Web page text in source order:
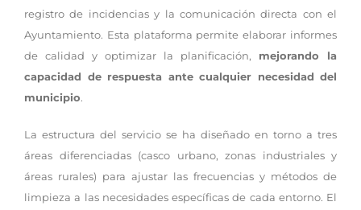
registro de incidencias y la comunicación directa con el
Ayuntamiento. Esta plataforma permite elaborar informes
de calidad y optimizar la planificación, mejorando la
capacidad de respuesta ante cualquier necesidad del
municipio.
La estructura del servicio se ha diseñado en torno a tres
áreas diferenciadas (casco urbano, zonas industriales y
áreas rurales) para ajustar las frecuencias y métodos de
limpieza a las necesidades específicas de cada entorno. El